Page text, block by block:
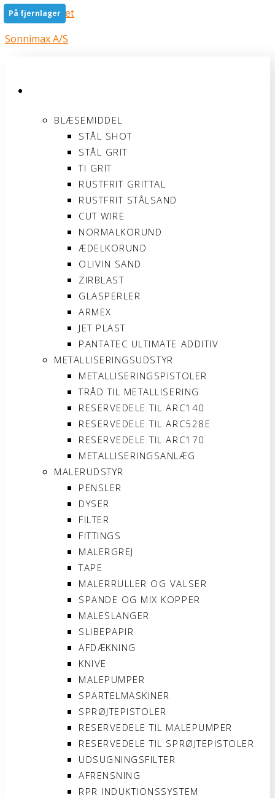
Gå til indholdet
Sonnimax A/S
BLÆSEMIDDEL
STÅL SHOT
STÅL GRIT
TI GRIT
RUSTFRIT GRITTAL
RUSTFRIT STÅLSAND
CUT WIRE
NORMALKORUND
ÆDELKORUND
OLIVIN SAND
ZIRBLAST
GLASPERLER
ARMEX
JET PLAST
PANTATEC ULTIMATE ADDITIV
METALLISERINGSUDSTYR
METALLISERINGSPISTOLER
TRÅD TIL METALLISERING
RESERVEDELE TIL ARC140
RESERVEDELE TIL ARC528E
RESERVEDELE TIL ARC170
METALLISERINGSANLÆG
MALERUDSTYR
PENSLER
DYSER
FILTER
FITTINGS
MALERGREJ
TAPE
MALERRULLER OG VALSER
SPANDE OG MIX KOPPER
MALESLANGER
SLIBEPAPIR
AFDÆKNING
KNIVE
MALEPUMPER
SPARTELMASKINER
SPRØJTEPISTOLER
RESERVEDELE TIL MALEPUMPER
RESERVEDELE TIL SPRØJTEPISTOLER
UDSUGNINGSFILTER
AFRENSNING
RPR INDUKTIONSSYSTEM
På fjernlager
På fjernlager
På fjernlager
På fjernlager
På fjernlager
På fjernlager